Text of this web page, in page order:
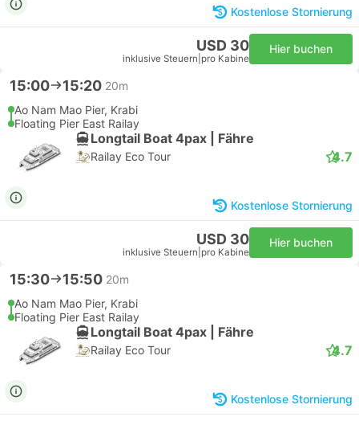
Kostenlose Stornierung
USD 30
inklusive Steuern pro Kabine
Hier buchen
15:00 15:20 20m
Ao Nam Mao Pier, Krabi
Floating Pier East Railay
Longtail Boat 4pax | Fähre
Railay Eco Tour 4.7
Kostenlose Stornierung
USD 30
inklusive Steuern pro Kabine
Hier buchen
15:30 15:50 20m
Ao Nam Mao Pier, Krabi
Floating Pier East Railay
Longtail Boat 4pax | Fähre
Railay Eco Tour 4.7
Kostenlose Stornierung